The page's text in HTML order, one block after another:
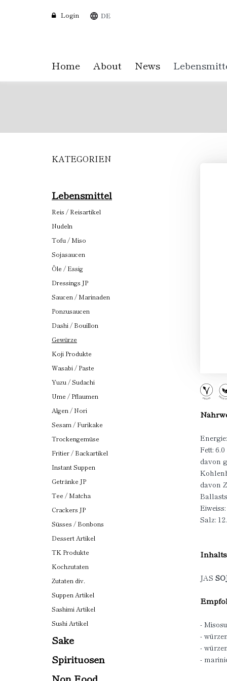
DE
Login
Home About News
KATEGORIEN
Lebensmittel
Reis / Reisartikel
Nudeln
Tofu / Miso
Sojasaucen
Öle / Essig
Dressings JP
Saucen / Marinaden
Ponzusaucen
Dashi / Bouillon
Gewürze
Koji Produkte
Wasabi / Paste
Yuzu / Sudachi
Ume / Pflaumen
Algen / Nori
Sesam / Furikake
Trockengemüse
Fritier / Backartikel
Instant Suppen
Getränke JP
Tee / Matcha
Crackers JP
Süsses / Bonbons
Dessert Artikel
TK Produkte
Kochzutaten
Zutaten div.
Suppen Artikel
Sashimi Artikel
Sushi Artikel
Sake
Spirituosen
Non Food
Fett:
davon
davon
Salz:
JAS
-
-
-
-